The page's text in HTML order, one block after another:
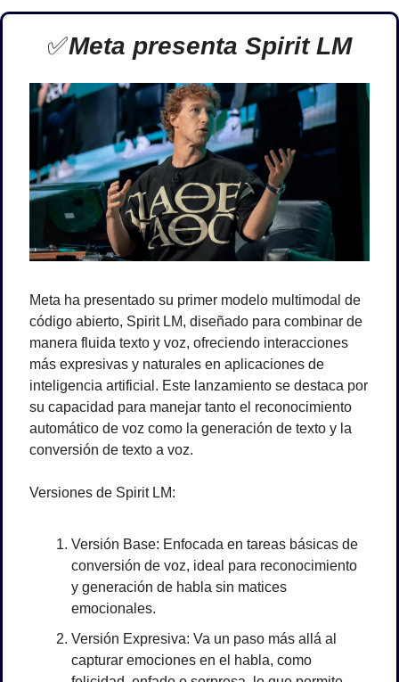
✅Meta presenta Spirit LM
Meta ha presentado su primer modelo multimodal de
código abierto, Spirit LM, diseñado para combinar de
manera fluida texto y voz, ofreciendo interacciones
más expresivas y naturales en aplicaciones de
inteligencia artificial. Este lanzamiento se destaca por
su capacidad para manejar tanto el reconocimiento
automático de voz como la generación de texto y la
conversión de texto a voz.
Versiones de Spirit LM:
Versión Base: Enfocada en tareas básicas de
conversión de voz, ideal para reconocimiento
y generación de habla sin matices
emocionales.
Versión Expresiva: Va un paso más allá al
capturar emociones en el habla, como